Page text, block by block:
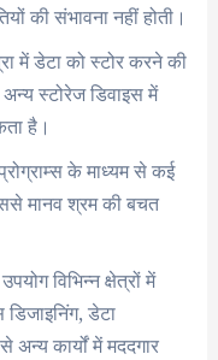
की संभावना नहीं होती।
में डेटा को स्टोर करने की
स्टोरेज डिवाइस में
है।
के माध्यम से कई
मानव श्रम की बचत
विभिन्न क्षेत्रों में
डेटा
कार्यों में मददगार